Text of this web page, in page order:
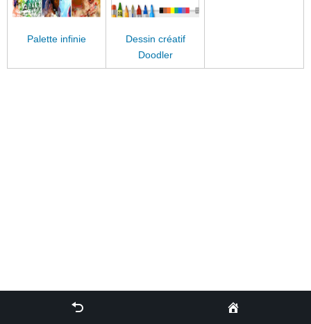
Palette infinie
Dessin créatif
Doodler